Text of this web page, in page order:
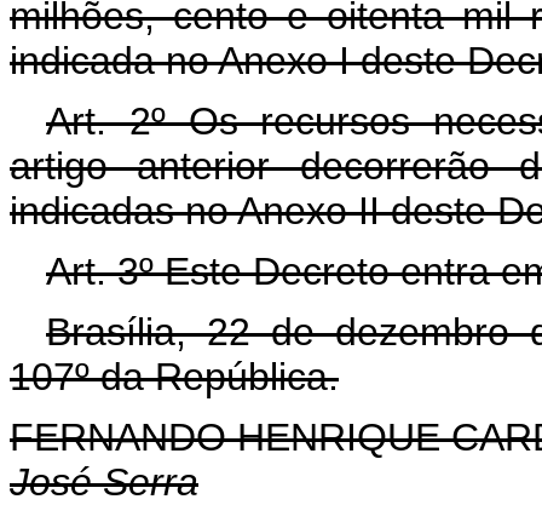
milhões, cento e oitenta mil
indicada no Anexo I deste
Art. 2º Os recursos
artigo anterior decorrerão
indicadas no Anexo II deste
Art. 3º Este Decreto entra
Brasília, 22 de dezembro
107º da República.
FERNANDO HENRIQUE
José Serra